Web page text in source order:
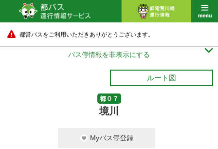
都営バスをご利用いただきありがとうございます。
バス停情報を非表示にする 
ルート図
都０７
境川
Myバス停登録